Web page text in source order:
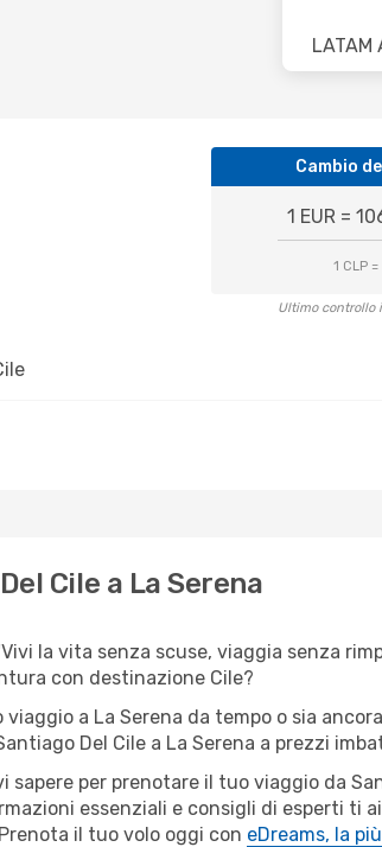
LATAM
Cambio
1 EUR =
1 CLP
Ultimo controllo
Cile a La Serena
la vita senza scuse, viaggia senza
con destinazione Cile?
a La Serena da tempo o sia
Del Cile a La Serena a prezzi
per prenotare il tuo viaggio da
essenziali e consigli di esperti ti
il tuo volo oggi con eDreams, la